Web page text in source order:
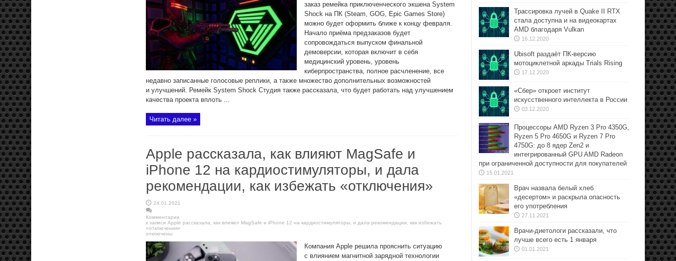
заказ ремейка приключенческого экшена System
Shock на ПК (Steam, GOG, Epic Games Store)
можно будет оформить ближе к концу февраля.
Начало приёма предзаказов будет
сопровождаться выпуском финальной
демоверсии, которая включит в себя
медицинский уровень, уровень
киберпространства, полное расчленение, все
недавно записанные голосовые реплики, а также множество дополнительных возможностей
и улучшений. Ремейк System Shock Студия также рассказала, что будет работать над улучшением
качества проекта вплоть ...
Читать далее »
Apple рассказала, как влияют MagSafe и
iPhone 12 на кардиостимуляторы, и дала
рекомендации, как избежать «отключения»
24.01.2021
Комментарии
к записи Apple рассказала, как влияют MagSafe и iPhone 12 на кардиостимуляторы, и дала рекомендации, как избежать
«отключения»
отключены
Компания Apple решила прояснить ситуацию
с влиянием магнитной зарядной технологии
Трассировка лучей в Quake II RTX
стала доступна и на видеокартах
AMD благодаря Vulkan
16.12.2020
Ubisoft раздаёт ПК-версию
мотоциклетной аркады Trials Rising
17.12.2020
«Сбер» откроет институт
искусственного интеллекта в России
03.12.2020
Процессоры AMD Ryzen 3 Pro 4350G,
Ryzen 5 Pro 4650G и Ryzen 7 Pro
4750G: до 8 ядер Zen2 и
интегрированный GPU AMD Radeon
при ограниченной доступности для покупателей
15.01.2021
Врач назвала белый хлеб
«десертом» и раскрыла опасность
его употребления
27.11.2021
Врачи-диетологи рассказали, что
лучше всего есть 1 января
01.01.2021